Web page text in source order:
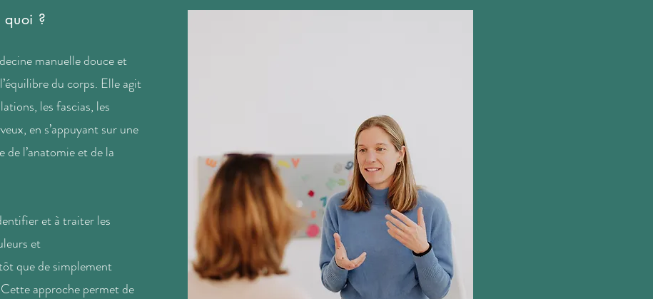
quoi ?
manuelle douce et
du corps. Elle agit
les fascias, les
en s’appuyant sur une
l’anatomie et de la
et à traiter les
et
que de simplement
approche permet de